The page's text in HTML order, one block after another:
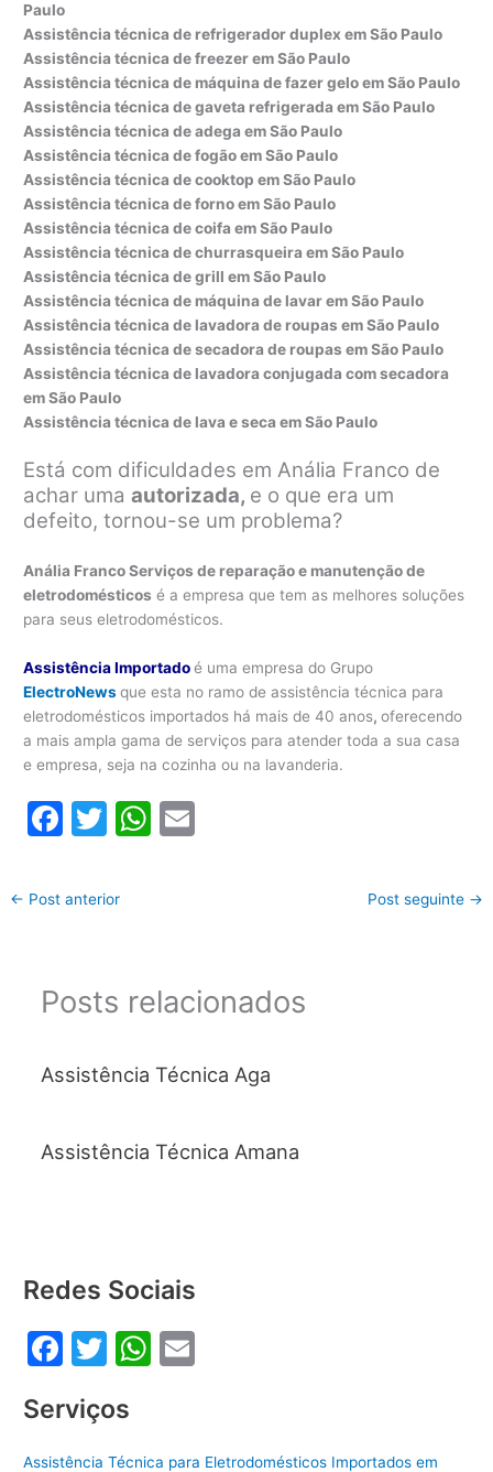
Paulo
Assistência técnica de refrigerador duplexem São Paulo
Assistência técnica de freezerem São Paulo
Assistência técnica de máquina de fazer geloem São Paulo
Assistência técnica de gaveta refrigerada em São Paulo
Assistência técnica de adega em São Paulo
Assistência técnica de fogãoem São Paulo
Assistência técnica de cooktop em São Paulo
Assistência técnica de fornoem São Paulo
Assistência técnica de coifa em São Paulo
Assistência técnica de churrasqueira em São Paulo
Assistência técnica de grill em São Paulo
Assistência técnica de máquina de lavarem São Paulo
Assistência técnica de lavadora de roupas em São Paulo
Assistência técnica de secadora de roupas em São Paulo
Assistência técnica de lavadora conjugada com secadora
em São Paulo
Assistência técnica de lava e seca em São Paulo
Está com dificuldades em Anália Franco de
achar umaautorizada, e o que era um
defeito, tornou-se um problema?
Anália Franco Serviços de reparação e manutenção de
eletrodomésticos é a empresa que tem as melhores soluções
para seus eletrodomésticos.
Assistência Importadoé uma empresa do Grupo
ElectroNewsque esta no ramo de assistência técnica para
eletrodomésticos importados há mais de 40 anos,oferecendo
a mais ampla gama de serviços para atender toda a sua casa
e empresa, seja na cozinha ou na lavanderia.
F
c
o
k
T
itt
W
p
← Post anterior Post seguinte →
Posts relacionados
Assistência Técnica Aga
Assistência Técnica Amana
Redes Sociais
F
c
e
T
itt
er
W
s l
Serviços
Assistência Técnica para Eletrodomésticos Importados em